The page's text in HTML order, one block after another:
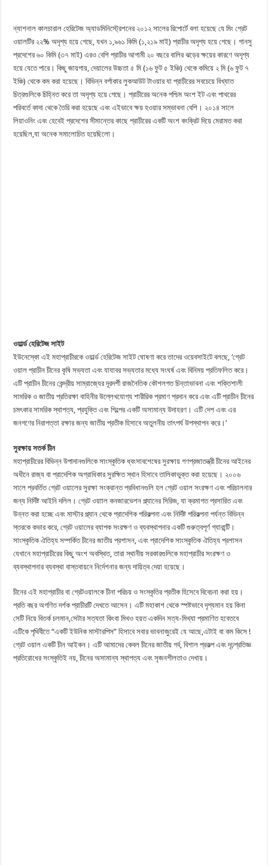
ন্যাশনাল কালচারাল হেরিটেজ অ্যাডমিনিস্ট্রেশনের ২০১২ সালের রিপোর্টে বলা হয়েছে যে মিং গ্রেট
ওয়ালটির ২২% অদৃশ্য হয়ে গেছে, যখন ১,৯৬১ কিমি (১,২১৯ মাই) প্রাচীর অদৃশ্য হয়ে গেছে। গানসু
প্রদেশের ৬০ কিমি (৩৭ মাই) এরও বেশি প্রাচীর আগামী ২০ বছরে বালির ঝড়ের ক্ষয়ের কারণে অদৃশ্য
হয়ে যেতে পারে। কিছু জায়গায়, দেয়ালের উচ্চতা ৫ মি (১৬ ফুট ৫ ইঞ্চি) থেকে কমিয়ে ২ মি (৬ ফুট ৭
ইঞ্চি) থেকে কম করা হয়েছে। বিভিন্ন বর্গাকার লুকআউট টাওয়ার যা প্রাচীরের সবচেয়ে বিখ্যাত
চিত্রগুলিকে চিহ্নিত করে তা অদৃশ্য হয়ে গেছে। প্রাচীরের অনেক পশ্চিম অংশ ইট এবং পাথরের
পরিবর্তে কাদা থেকে তৈরি করা হয়েছে এবং এইভাবে ক্ষয় হওয়ার সম্ভাবনা বেশি। ২০১৪ সালে
লিয়াওনিং এবং হেবেই প্রদেশের সীমান্তের কাছে প্রাচীরের একটি অংশ কংক্রিট দিয়ে মেরামত করা
হয়েছিল,যা অনেক সমালোচিত হয়েছিলো।
ওয়ার্ল্ড হেরিটেজ সাইট
ইউনেস্কো এই মহাপ্রাচীরকে ওয়ার্ল্ড হেরিটেজ সাইট ঘোষণা করে তাদের ওয়েবসাইটে বলছে, ‘গ্রেট
ওয়াল প্রাচীন চীনের কৃষি সভ্যতা এবং যাযাবর সভ্যতার মধ্যে সংঘর্ষ এবং বিনিময় প্রতিফলিত করে।
এটি প্রাচীন চীনের কেন্দ্রীয় সাম্রাজ্যের দূরদর্শী রাজনৈতিক কৌশলগত চিন্তাভাবনা এবং শক্তিশালী
সামরিক ও জাতীয় প্রতিরক্ষা বাহিনীর উল্লেখযোগ্য শারীরিক প্রমাণ প্রদান করে এবং এটি প্রাচীন চীনের
চমৎকার সামরিক স্থাপত্য, প্রযুক্তি এবং শিল্পের একটি অসামান্য উদাহরণ। এটি দেশ এবং এর
জনগণের নিরাপত্তা রক্ষার জন্য জাতীয় প্রতীক হিসাবে অতুলনীয় তাৎপর্য উপস্থাপন করে।’
সুরক্ষায় সতর্ক চীন
মহাপ্রাচীরের বিভিন্ন উপাদানগুলিকে সাংস্কৃতিক ধ্বংসাবশেষের সুরক্ষায় গণপ্রজাতন্ত্রী চীনের আইনের
অধীনে রাজ্য বা প্রাদেশিক অগ্রাধিকার সুরক্ষিত স্থান হিসাবে তালিকাভুক্ত করা হয়েছে। ২০০৬
সালে প্রবর্তিত গ্রেট ওয়ালের সুরক্ষা সংক্রান্ত প্রবিধানগুলি হল গ্রেট ওয়াল সংরক্ষণ এবং পরিচালনার
জন্য নির্দিষ্ট আইনি দলিল। গ্রেট ওয়াাল কনজারভেশন প্ল্যানের সিরিজ, যা ক্রমাগত প্রসারিত এবং
উন্নত করা হচ্ছে এবং মাস্টার প্ল্যান থেকে প্রাদেশিক পরিকল্পনা এবং নির্দিষ্ট পরিকল্পনা পর্যন্ত বিভিন্ন
স্তরকে কভার করে, গ্রেট ওয়ালের ব্যাপক সংরক্ষণ ও ব্যবস্থাপনার একটি গুরুত্বপূর্ণ গ্যারান্টি।
সাংস্কৃতিক ঐতিহ্য সম্পর্কিত চীনের জাতীয় প্রশাসন, এবং প্রাদেশিক সাংস্কৃতিক ঐতিহ্য প্রশাসন
যেখানে মহাপ্রাচীরের কিছু অংশ অবস্থিত, তারা স্থানীয় সরকারগুলিকে মহাপ্রাচীর সংরক্ষণ ও
ব্যবস্থাপনার ব্যবস্থা বাস্তবায়নে নির্দেশনার জন্য দায়িত্ব দেয়া হয়েছে।
চীনের এই মহাপ্রাচীর বা গ্রেটওয়ালকে চীনা পরিচয় ও সংস্কৃতির প্রতীক হিসেবে বিবেচনা করা হয়।
প্রতি বছর অগণিত দর্শক প্রাচীরটি দেখতে আসেন। এটি মহাকাশ থেকে স্পষ্টভাবে দৃশ্যমান হয় কিনা
সেটি নিয়ে বিতর্ক চলমান,সেটার সত্যতা কিংবা মিথও হয়ত একদিন সত্য-মিথ্যা প্রমাণিত হবেতবে
এটিকে পৃথিবীতে “একটি ইউনিক মাস্টারপিস” হিসাবে সবার ভাবনাজুরেই যে আছে,এটাই বা কম কিসে !
গ্রেট ওয়াল একটি চীন আইকন। এটি আমাদের কেবল চীনের জাতীয় গর্ব, বিশাল প্রকল্প এবং দৃঢ়প্রতিজ্ঞ
প্রতিরোধের সংস্কৃতিই নয়, চীনের অসামান্য স্থাপত্য এবং সৃজনশীলতাও দেখায়।